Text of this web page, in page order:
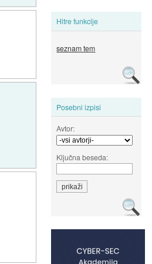
Hitre funkcije
seznam tem
Posebni izpisi
Avtor:
Ključna beseda: